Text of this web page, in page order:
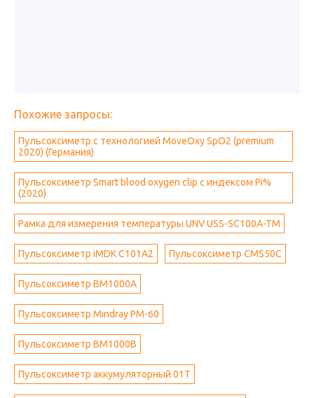
Похожие запросы:
Пульсоксиметр с технологией MoveOxy SpO2 (premium
2020) (Германия)
Пульсоксиметр Smart blood oxygen clip с индексом Pi%
(2020)
Рамка для измерения температуры UNV USS-SC100A-TM
Пульсоксиметр iMDK C101A2 Пульсоксиметр СMS50C
Пульсоксиметр BM1000А
Пульсоксиметр Mindray PM-60
Пульсоксиметр BM1000B
Пульсоксиметр аккумуляторный 01T